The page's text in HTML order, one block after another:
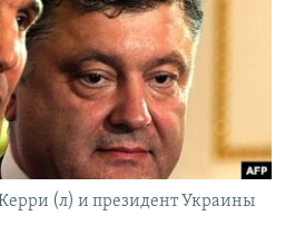
(л) и президент Украины